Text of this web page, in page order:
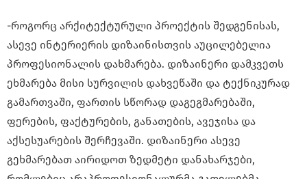
-როგორც არქიტექტურული პროექტის შედგენისას,
ასევე ინტერიერის დიზაინისთვის აუცილებელია
პროფესიონალის დახმარება. დიზაინერი დამკვეთს
ეხმარება მისი სურვილის დახვეწაში და ტექნიკურად
გამართვაში, ფართის სწორად დაგეგმარებაში,
ფერების, ფაქტურების, განათების, ავეჯისა და
აქსესუარების შერჩევაში. დიზაინერი ასევე
გეხმარებათ აირიდოთ ზედმეტი დანახარჯები,